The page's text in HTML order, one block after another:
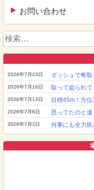
お問い合わせ
検
索:
ダッシュで奪取
2026年7月23日
取って盗られ
2026年7月16日
目標45m！方位
2026年7月13日
思ってたのと違
2026年7月6日
何事にも全力疾
2026年7月2日